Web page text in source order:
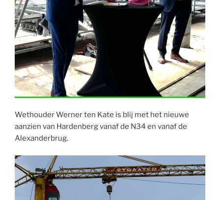
Wethouder Werner ten Kate is blij met het nieuwe
aanzien van Hardenberg vanaf de N34 en vanaf de
Alexanderbrug.